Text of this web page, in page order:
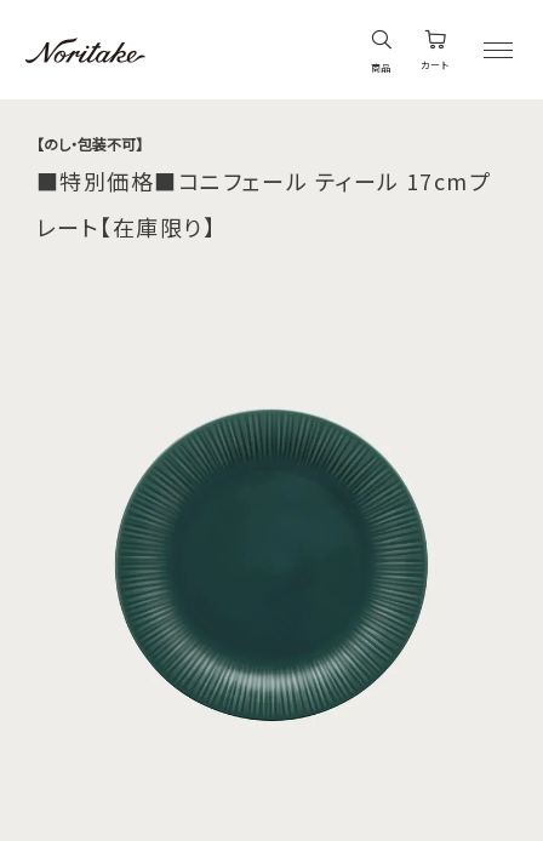
商品 カート
【のし・包装不可】
■特別価格■コニフェール ティール 17cmプ
レート【在庫限り】